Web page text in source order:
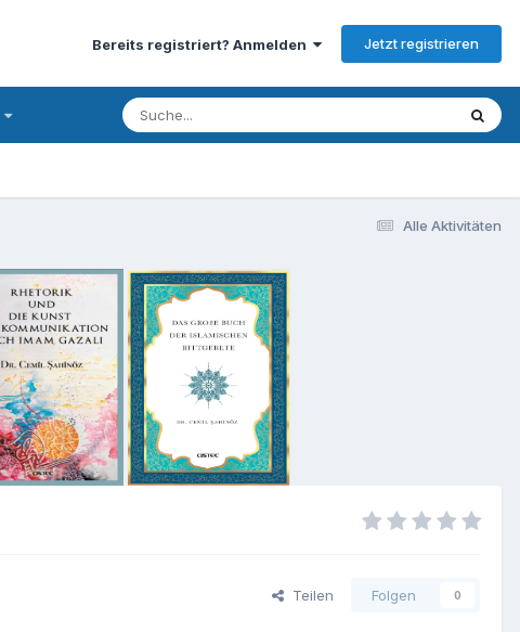
Bereits registriert? Anmelden Jetzt registrieren
Alle Aktivitäten
Teilen Folgen 0